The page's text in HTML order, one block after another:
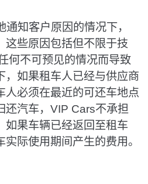
知客户原因的情况下，
这些原因包括但不限于技
何不可预见的情况而导致
，如果租车人已经与供应商
人必须在最近的可还车地点
还汽车，VIP Cars不承担
如果车辆已经返回至租车
际使用期间产生的费用。